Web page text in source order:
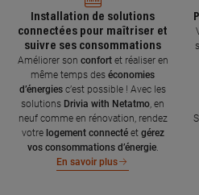
Installation de solutions
connectées pour maîtriser et
suivre ses consommations
Améliorer son confort et réaliser en
même temps des économies
d’énergies c’est possible ! Avec les
solutions Drivia with Netatmo , en
neuf comme en rénovation, rendez
votre logement connecté et gérez
vos consommations d’énergie.
En savoir plus